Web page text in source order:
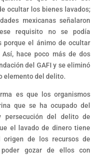
ocultar los bienes lavados;
mexicanas señalaron
requisito no se podía
porque el ánimo de ocultar
hace poco más de dos
del GAFI y se eliminó
elemento del delito.
es que los organismos
que se ha ocupado del
del delito de
el lavado de dinero tiene
de los recursos de
gozar de ellos con